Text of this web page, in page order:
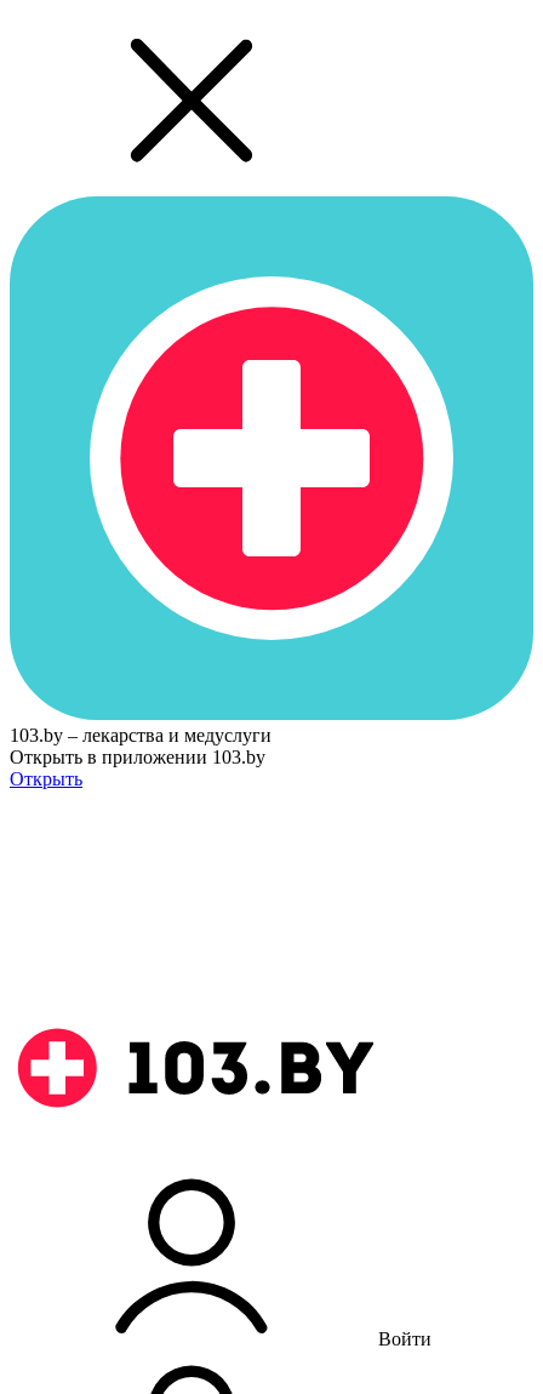
103.by – лекарства и медуслуги
Открыть в приложении 103.by
Открыть
Войти